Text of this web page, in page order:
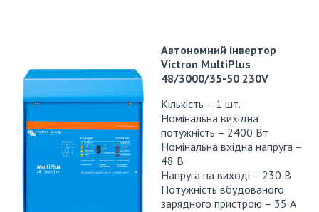
Автономний інвертор
Victron MultiPlus
48/3000/35-50 230V
Кількість – 1 шт.
Номінальна вихідна
потужність – 2400 Вт
Номінальна вхідна напруга –
48 В
Напруга на виході – 230 В
Потужність вбудованого
зарядного пристрою – 35 А